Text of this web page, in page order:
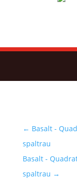
← Basalt -
spaltrau
Basalt -
spaltrau →